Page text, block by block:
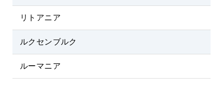
リトアニア
ルクセンブルク
ルーマニア